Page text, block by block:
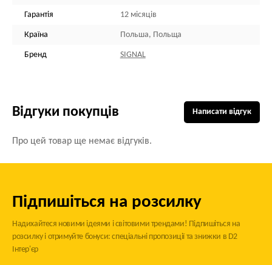
Гарантія 12 місяців
Країна Польша, Польща
Бренд SIGNAL
Відгуки покупців
Про цей товар ще немає відгуків.
Написати відгук
Підпишіться на розсилку
Надихайтеся новими ідеями і світовими трендами! Підпишіться на
розсилку і отримуйте бонуси: спеціальні пропозиції та знижки в D2
Інтер'єр